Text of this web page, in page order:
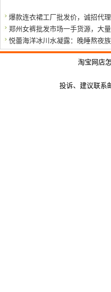
爆款连衣裙工厂批发价，诚招代
郑州女裤批发市场一手货源，大量
悦蕾海洋冰川水凝露：晚睡熬夜
淘宝网店
投诉、建议联系